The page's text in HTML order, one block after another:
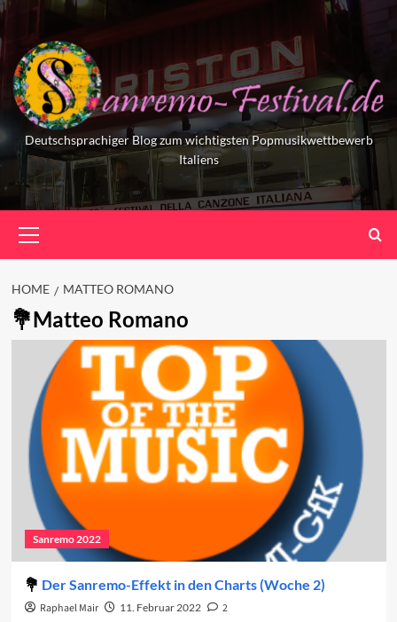
Skip
to
content
Deutschsprachiger Blog zum wichtigsten Popmusikwettbewerb
Italiens
Menu
HOME MATTEO ROMANO
Matteo Romano
Sanremo 2022
Der Sanremo-Effekt in den Charts (Woche 2)
Raphael Mair 11. Februar 2022
2